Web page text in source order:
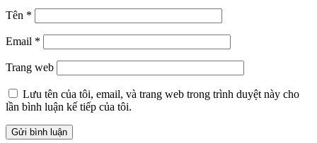
Tên *
Email *
Trang web
Lưu tên của tôi, email, và trang web trong trình duyệt này cho
lần bình luận kế tiếp của tôi.